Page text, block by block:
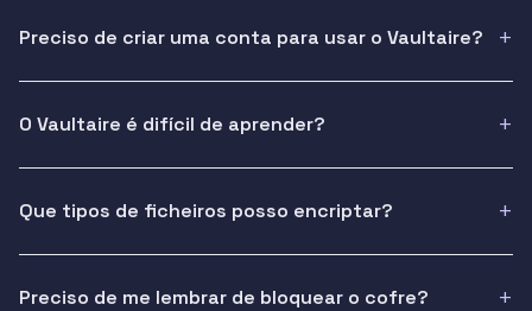
Preciso de criar uma conta para usar o Vaultaire?
O Vaultaire é difícil de aprender?
Que tipos de ficheiros posso encriptar?
Preciso de me lembrar de bloquear o cofre?